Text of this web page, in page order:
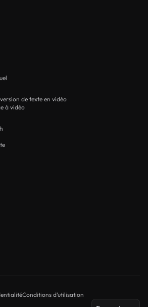
de texte en vidéo
à vidéo
Conditions d’utilisation